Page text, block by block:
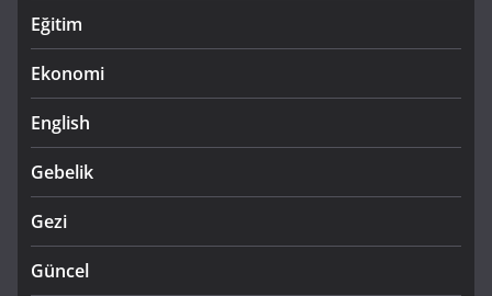
Eğitim
Ekonomi
English
Gebelik
Gezi
Güncel